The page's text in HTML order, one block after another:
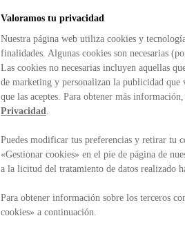
Valoramos tu privacidad
Nuestra página web utiliza cookies y
finalidades. Algunas cookies son necesarias
Las cookies no necesarias incluyen aquellas
de marketing y personalizan la publicidad que
que las aceptes. Para obtener más
Privacidad.
Puedes modificar tus preferencias y retirar tu
«Gestionar cookies» en el pie de página de
a la licitud del tratamiento de datos realizado
Para obtener información sobre los terceros
cookies» a continuación.